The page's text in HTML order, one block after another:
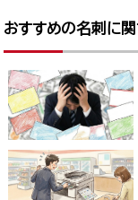
おすすめの名刺に